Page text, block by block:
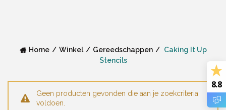
Home Winkel Gereedschappen
Caking It Up
Stencils
Geen producten gevonden die aan je zoekcriteria
voldoen.
8.8